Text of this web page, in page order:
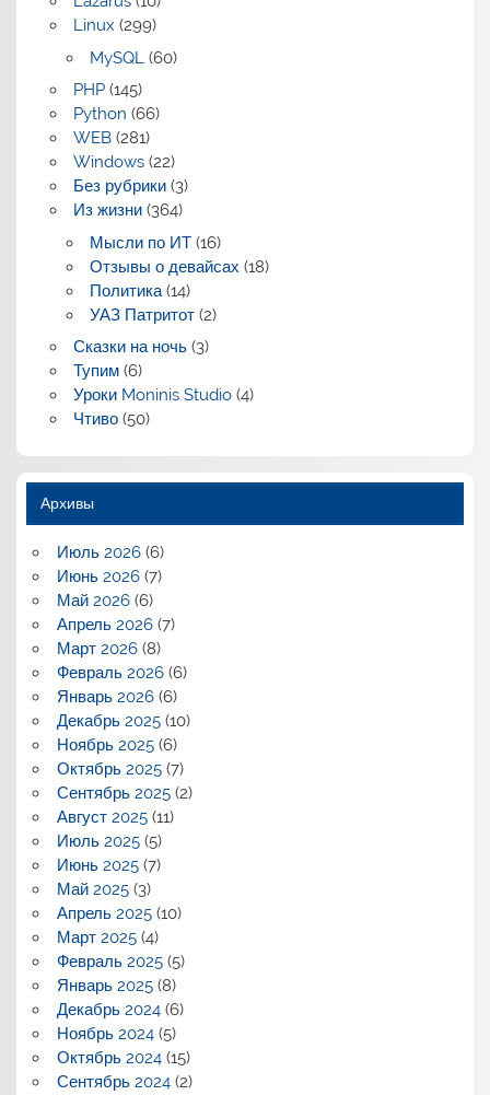
Linux (299)
MySQL(60)
PHP(145)
Python (66)
WEB(281)
Windows(22)
Без рубрики(3)
Из жизни(364)
Мысли по ИТ(16)
Отзывы о девайсах (18)
Политика(14)
УАЗ Патритот(2)
Сказки на ночь(3)
Тупим(6)
Уроки Moninis Studio(4)
Чтиво(50)
Архивы
Июль 2026(6)
Июнь 2026(7)
Май 2026(6)
Апрель 2026(7)
Март 2026(8)
Февраль 2026(6)
Январь 2026(6)
Декабрь 2025(10)
Ноябрь 2025(6)
Октябрь 2025(7)
Сентябрь 2025(2)
Август 2025(11)
Июль 2025(5)
Июнь 2025(7)
Май 2025(3)
Апрель 2025(10)
Март 2025(4)
Февраль 2025(5)
Январь 2025(8)
Декабрь 2024(6)
Ноябрь 2024(5)
Октябрь 2024(15)
Сентябрь 2024(2)